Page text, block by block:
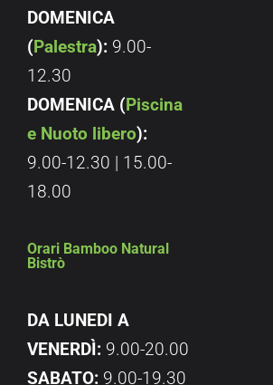
DOMENICA
(Palestra): 9.00-
12.30
DOMENICA (Piscina
e Nuoto libero):
9.00-12.30 | 15.00-
18.00
Orari Bamboo Natural
Bistrò
DA LUNEDI A
VENERDÌ: 9.00-20.00
SABATO: 9.00-19.30